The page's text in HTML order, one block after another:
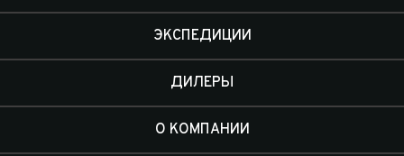
ЭКСПЕДИЦИИ
ДИЛЕРЫ
О КОМПАНИИ